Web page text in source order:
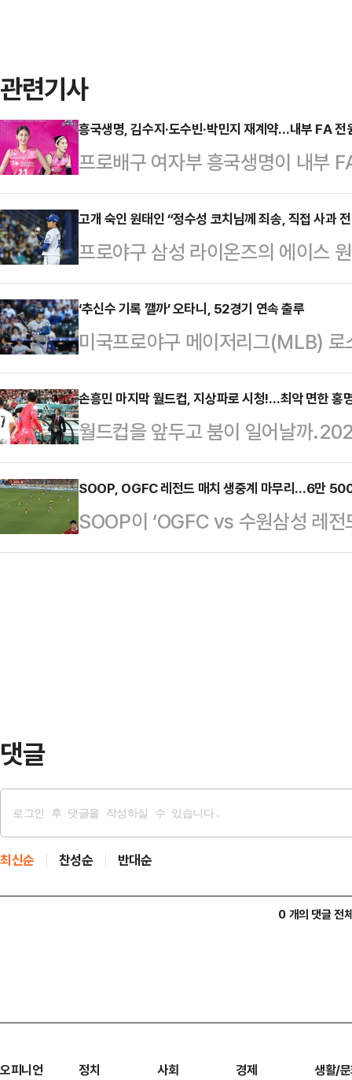
관련기사
흥국생명, 김수지·도수빈·박민지 재계약…내부 FA 전
프로배구 여자부 흥국생명이 내부
결했다.구단에 따르면 김수지, 도수
동행을 이어간다. 계약 규모는 김수
도수빈 총액 1억 4000만원(연봉 1
7000만원(연봉 6000만원·옵션
경기 운영 능력을 바탕으로 팀의 중
비 범위와 안정적인 리시브를 갖춘
기여를…
고개 숙인 원태인 “정수성 코치님께 죄송, 직접 사과
프로야구 삼성 라이온즈의 에이스
대해 공식 사과했다.원태인은 21일
난 19일 LG와의 경기 도중 일으킨
“지난 일요일 제가 경기장에서 보
“많은 분께 심려를 많이 끼쳐 정말
귀 후에 잘하고 싶은 마음이 컸고,
경기가 뜻대로 풀리지 않아 예민해
붙였다.당시…
‘추신수 기록 깰까’ 오타니, 52경기 연속 출루
미국프로야구 메이저리그(MLB)
가 출루 기록에서 추신수(43)와 어
국시각) 미국 콜로라도주 덴버 쿠
2026 MLB 정규리그 원정 경기에
타석에서 우전 안타를 터뜨리며 1
25일 샌디에이고 파드리스와의 경
을 52경기로 늘렸다.아시아 출신
뛰던 2018년 5…
손흥민 마지막 월드컵, 지상파로 시청!…최악 면한 홍
월드컵을 앞두고 붐이 일어날까
채널 JTBC는 물론 지상파 방송에
보유한 JTBC는 20일 지상파 방송
을 공동중계하는데 합의했다고 밝
계권 재판매 협상을 벌여온 결과,
SOOP, OGFC 레전드 매치 생중계 마무리…6만
SOOP이 ‘OGFC vs 수원삼성 레전
응을 이끌어냈다.SOOP은 지난 19
댓글
최신순 찬성순 반대순
0 개의 댓글 전
오피니언 정치 사회 경제 생활/